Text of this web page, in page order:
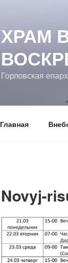
ХРАМ
Горловская
Главная
Novyj-